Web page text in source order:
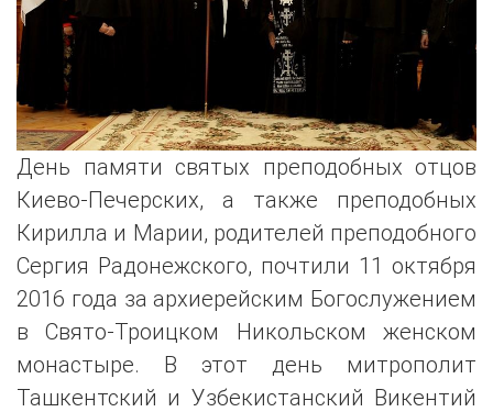
День памяти святых преподобных отцов
Киево-Печерских, а также преподобных
Кирилла и Марии, родителей преподобного
Сергия Радонежского, почтили 11 октября
2016 года за архиерейским Богослужением
в Свято-Троицком Никольском женском
монастыре. В этот день митрополит
Ташкентский и Узбекистанский Викентий